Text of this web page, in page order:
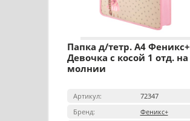
Папка д/тетр. А4 Феникс+
Девочка с косой 1 отд. на
молнии
Артикул:
72347
Бренд:
Феникс+